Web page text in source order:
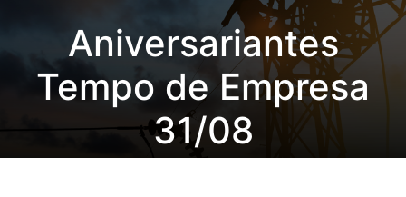
Aniversariantes
Tempo de Empresa
31/08